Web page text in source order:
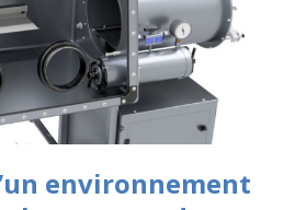
environnement